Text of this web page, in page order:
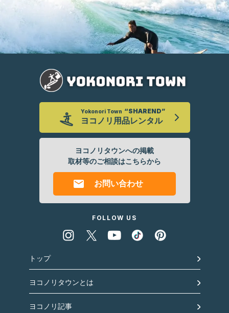
Yokonori Town “SHAREND”
ヨコノリ 用品レンタル
ヨコノリタウンへの掲載
取材等のご相談はこちらから
お問い合わせ
FOLLOW US
トップ
ヨコノリタウンとは
ヨコノリ記事